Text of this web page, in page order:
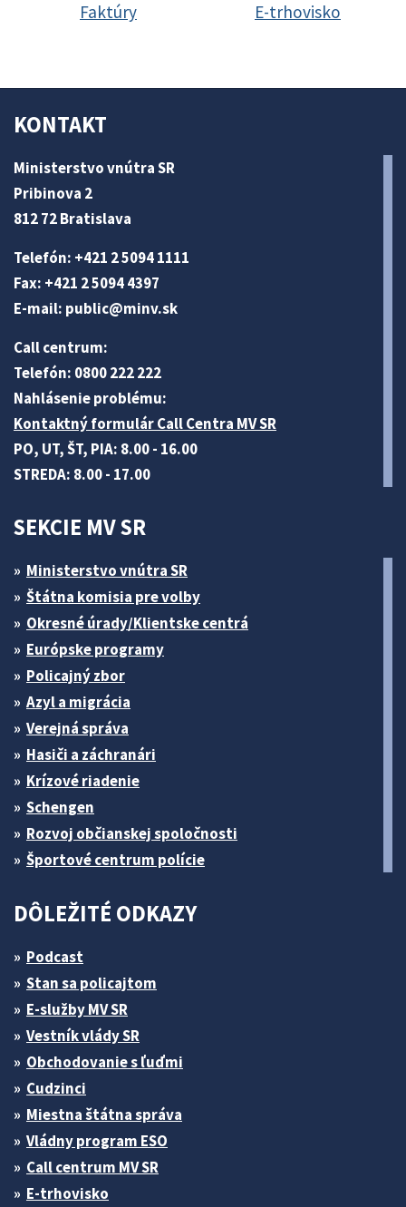
Faktúry E-trhovisko
KONTAKT
Ministerstvo vnútra SR
Pribinova 2
812 72 Bratislava
Telefón: +421 2 5094 1111
Fax: +421 2 5094 4397
E-mail: public@minv.sk
Call centrum:
Telefón: 0800 222 222
Nahlásenie problému:
Kontaktný formulár Call Centra MV SR
PO, UT, ŠT, PIA: 8.00 - 16.00
STREDA: 8.00 - 17.00
SEKCIE MV SR
Ministerstvo vnútra SR
Štátna komisia pre volby
Okresné úrady/Klientske centrá
Európske programy
Policajný zbor
Azyl a migrácia
Verejná správa
Hasiči a záchranári
Krízové riadenie
Schengen
Rozvoj občianskej spoločnosti
Športové centrum polície
DÔLEŽITÉ ODKAZY
Podcast
Stan sa policajtom
E-služby MV SR
Vestník vlády SR
Obchodovanie s ľuďmi
Cudzinci
Miestna štátna správa
Vládny program ESO
Call centrum MV SR
E-trhovisko